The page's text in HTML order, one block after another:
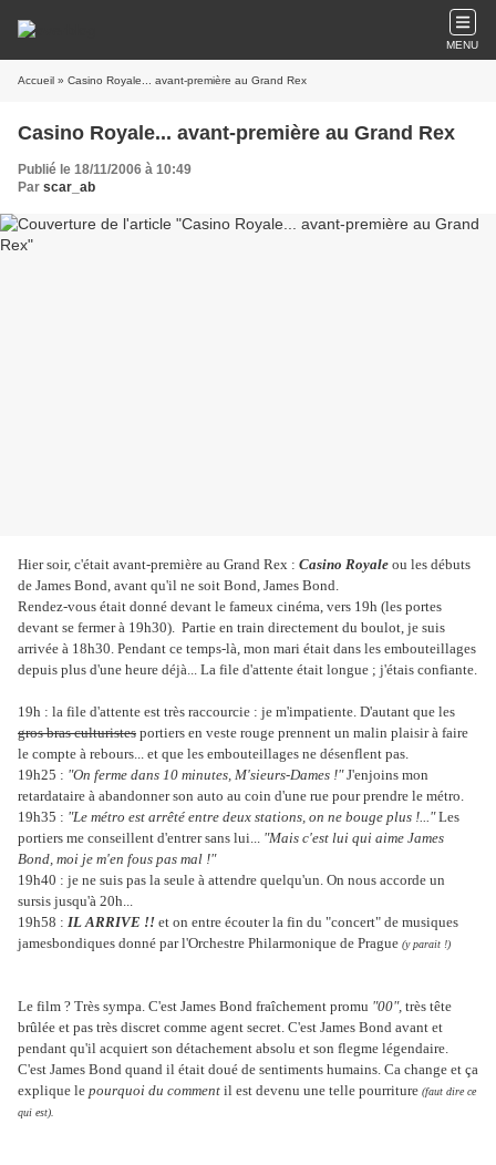
MENU
Accueil » Casino Royale... avant-première au Grand Rex
Casino Royale... avant-première au Grand Rex
Publié le 18/11/2006 à 10:49
Par scar_ab
Hier soir, c'était avant-première au Grand Rex : Casino Royale ou les débuts
de James Bond, avant qu'il ne soit Bond, James Bond.
Rendez-vous était donné devant le fameux cinéma, vers 19h (les portes
devant se fermer à 19h30). Partie en train directement du boulot, je suis
arrivée à 18h30. Pendant ce temps-là, mon mari était dans les embouteillages
depuis plus d'une heure déjà... La file d'attente était longue ; j'étais confiante.
19h : la file d'attente est très raccourcie : je m'impatiente. D'autant que les
gros bras culturistes portiers en veste rouge prennent un malin plaisir à faire
le compte à rebours... et que les embouteillages ne désenflent pas.
19h25 : "On ferme dans 10 minutes, M'sieurs-Dames !"J'enjoins mon
retardataire à abandonner son auto au coin d'une rue pour prendre le métro.
19h35 : "Le métro est arrêté entre deux stations, on ne bouge plus !..."Les
portiers me conseillent d'entrer sans lui... "Mais c'est lui qui aime James
Bond, moi je m'en fous pas mal !"
19h40 : je ne suis pas la seule à attendre quelqu'un. On nous accorde un
sursis jusqu'à 20h...
19h58 : IL ARRIVE !! et on entre écouter la fin du "concert" de musiques
jamesbondiques donné par l'Orchestre Philarmonique de Prague (y parait !)
Le film ? Très sympa. C'est James Bond fraîchement promu "00", très tête
brûlée et pas très discret comme agent secret. C'est James Bond avant et
pendant qu'il acquiert son détachement absolu et son flegme légendaire.
C'est James Bond quand il était doué de sentiments humains. Ca change et ça
explique le pourquoi du comment il est devenu une telle pourriture (faut dire ce
qui est).